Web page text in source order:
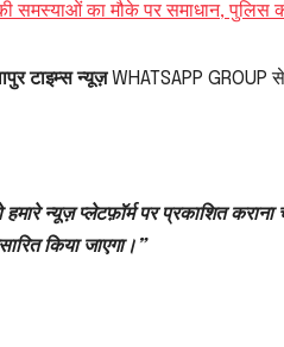
समस्याओं का मौके पर समाधान, पुलिस
टाइम्स न्यूज़WHATSAPP
न्यूज़ प्लेटफ़ॉर्म पर प्रकाशित
किया जाएगा।”